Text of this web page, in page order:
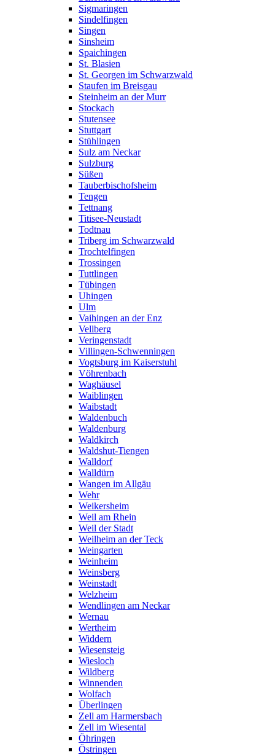
Sigmaringen
Sindelfingen
Singen
Sinsheim
Spaichingen
St. Blasien
St. Georgen im Schwarzwald
Staufen im Breisgau
Steinheim an der Murr
Stockach
Stutensee
Stuttgart
Stühlingen
Sulz am Neckar
Sulzburg
Süßen
Tauberbischofsheim
Tengen
Tettnang
Titisee-Neustadt
Todtnau
Triberg im Schwarzwald
Trochtelfingen
Trossingen
Tuttlingen
Tübingen
Uhingen
Ulm
Vaihingen an der Enz
Vellberg
Veringenstadt
Villingen-Schwenningen
Vogtsburg im Kaiserstuhl
Vöhrenbach
Waghäusel
Waiblingen
Waibstadt
Waldenbuch
Waldenburg
Waldkirch
Waldshut-Tiengen
Walldorf
Walldürn
Wangen im Allgäu
Wehr
Weikersheim
Weil am Rhein
Weil der Stadt
Weilheim an der Teck
Weingarten
Weinheim
Weinsberg
Weinstadt
Welzheim
Wendlingen am Neckar
Wernau
Wertheim
Widdern
Wiesensteig
Wiesloch
Wildberg
Winnenden
Wolfach
Überlingen
Zell am Harmersbach
Zell im Wiesental
Öhringen
Östringen